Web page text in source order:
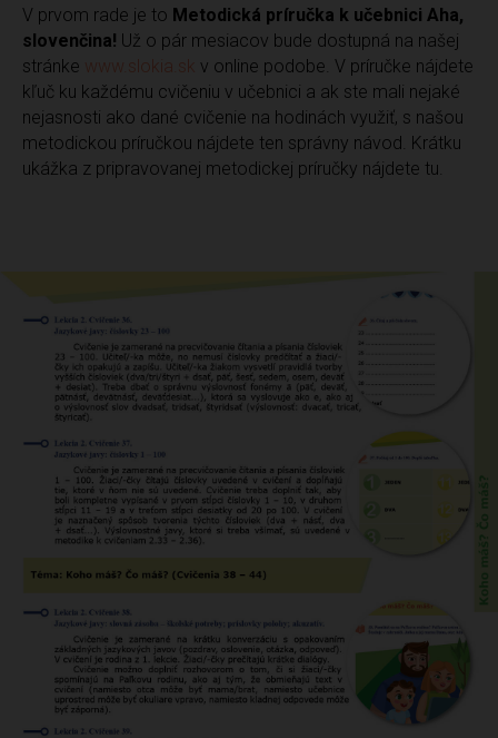
V prvom rade je to Metodická príručka k učebnici Aha,
slovenčina! Už o pár mesiacov bude dostupná na našej
stránke
www.slokia.sk v online podobe. V príručke nájdete
kľuč ku každému cvičeniu v učebnici a ak ste mali nejaké
nejasnosti ako dané cvičenie na hodinách využiť, s našou
metodickou príručkou nájdete ten správny návod. Krátku
ukážka z pripravovanej metodickej príručky nájdete tu.